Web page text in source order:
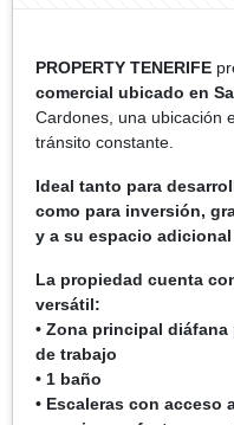
PROPERTY TENERIFE
comercial ubicado en
Cardones, una ubicación
tránsito constante.
Ideal tanto para
como para inversión,
y a su espacio adicional
La propiedad cuenta
versátil:
• Zona principal
de trabajo
• 1 baño
• Escaleras con acceso